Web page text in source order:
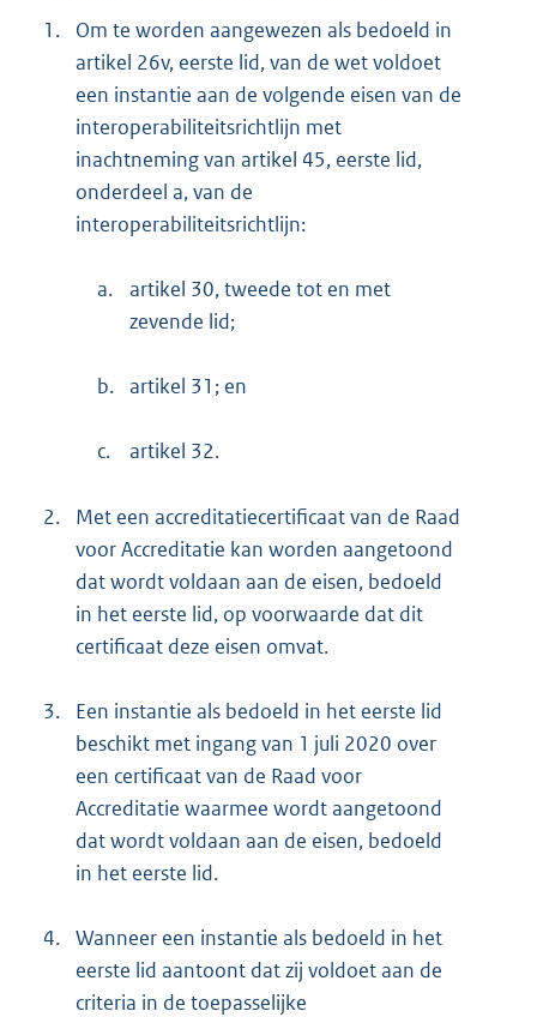
1.
Om te worden aangewezen als bedoeld in
artikel 26v, eerste lid, van de wet voldoet
een instantie aan de volgende eisen van de
interoperabiliteitsrichtlijn met
inachtneming van artikel 45, eerste lid,
onderdeel a, van de
interoperabiliteitsrichtlijn:
a.
artikel 30, tweede tot en met
zevende lid;
b. artikel 31; en
c. artikel 32.
2.
Met een accreditatiecertificaat van de Raad
voor Accreditatie kan worden aangetoond
dat wordt voldaan aan de eisen, bedoeld
in het eerste lid, op voorwaarde dat dit
certificaat deze eisen omvat.
3.
Een instantie als bedoeld in het eerste lid
beschikt met ingang van 1 juli 2020 over
een certificaat van de Raad voor
Accreditatie waarmee wordt aangetoond
dat wordt voldaan aan de eisen, bedoeld
in het eerste lid.
4. Wanneer een instantie als bedoeld in het
eerste lid aantoont dat zij voldoet aan de
criteria in de toepasselijke